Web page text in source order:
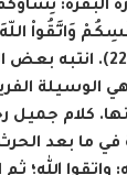
البقرة:
وَاتَّقُواْ
. انتبه بعض
هي الوسيلة
كلام جميل
ما بعد